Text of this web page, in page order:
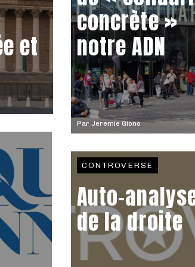
et
Par Jeremie Giono
concrète »
notre ADN
CONTROVERSE
Auto-
de la droite